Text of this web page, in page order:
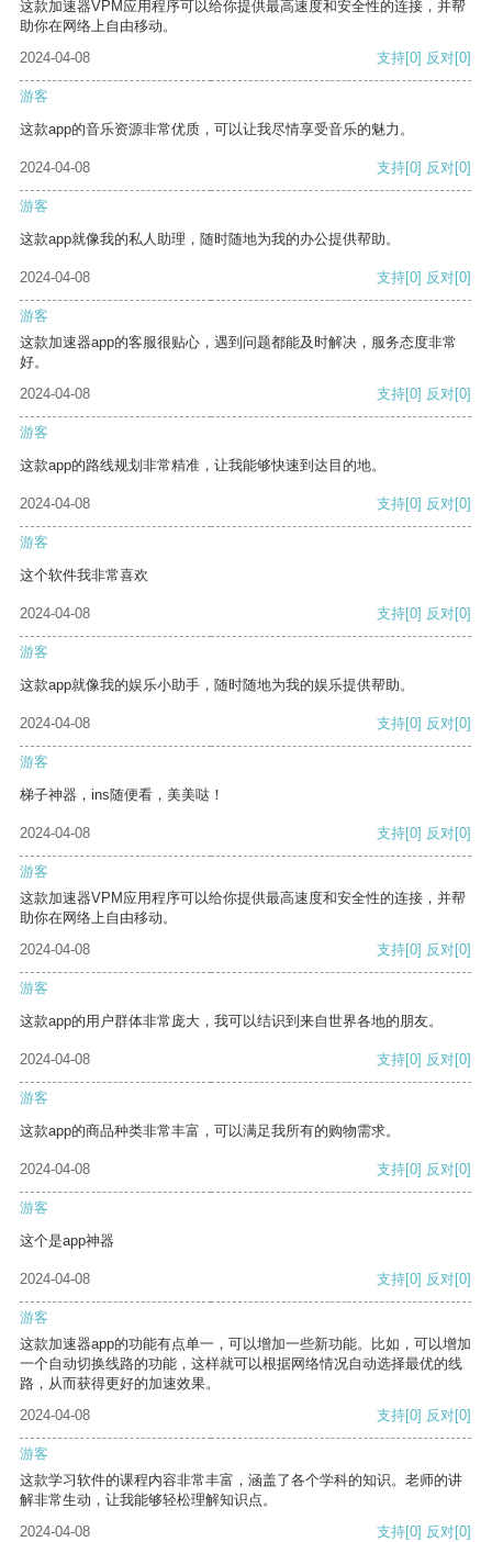
这款加速器VPM应用程序可以给你提供最高速度和安全性的连接，并帮
助你在网络上自由移动。
2024-04-08
支持[0] 反对[0]
游客
这款app的音乐资源非常优质，可以让我尽情享受音乐的魅力。
2024-04-08 支持[0] 反对[0]
游客
这款app就像我的私人助理，随时随地为我的办公提供帮助。
2024-04-08 支持[0] 反对[0]
游客
这款加速器app的客服很贴心，遇到问题都能及时解决，服务态度非常
好。
2024-04-08
支持[0] 反对[0]
游客
这款app的路线规划非常精准，让我能够快速到达目的地。
2024-04-08 支持[0] 反对[0]
游客
这个软件我非常喜欢
2024-04-08 支持[0] 反对[0]
游客
这款app就像我的娱乐小助手，随时随地为我的娱乐提供帮助。
2024-04-08 支持[0] 反对[0]
游客
梯子神器，ins随便看，美美哒！
2024-04-08 支持[0] 反对[0]
游客
这款加速器VPM应用程序可以给你提供最高速度和安全性的连接，并帮
助你在网络上自由移动。
2024-04-08
支持[0] 反对[0]
游客
这款app的用户群体非常庞大，我可以结识到来自世界各地的朋友。
2024-04-08 支持[0] 反对[0]
游客
这款app的商品种类非常丰富，可以满足我所有的购物需求。
2024-04-08 支持[0] 反对[0]
游客
这个是app神器
2024-04-08 支持[0] 反对[0]
游客
这款加速器app的功能有点单一，可以增加一些新功能。比如，可以增加
一个自动切换线路的功能，这样就可以根据网络情况自动选择最优的线
路，从而获得更好的加速效果。
2024-04-08
支持[0] 反对[0]
游客
这款学习软件的课程内容非常丰富，涵盖了各个学科的知识。老师的讲
解非常生动，让我能够轻松理解知识点。
2024-04-08
支持[0] 反对[0]